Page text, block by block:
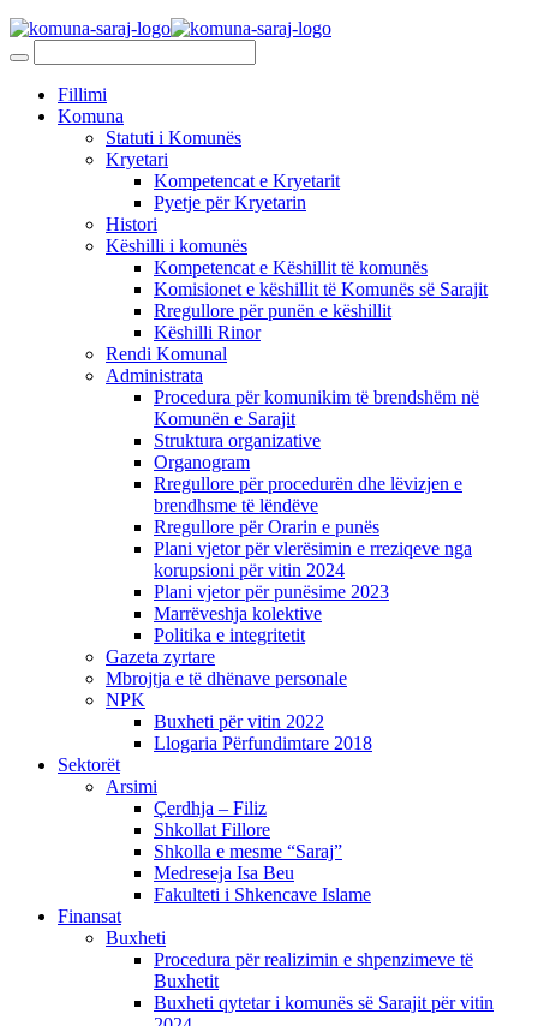
Fillimi
Komuna
Statuti i Komunës
Kryetari
Kompetencat e Kryetarit
Pyetje për Kryetarin
Histori
Këshilli i komunës
Kompetencat e Këshillit të komunës
Komisionet e këshillit të Komunës së Sarajit
Rregullore për punën e këshillit
Këshilli Rinor
Rendi Komunal
Administrata
Procedura për komunikim të brendshëm në
Komunën e Sarajit
Struktura organizative
Organogram
Rregullore për procedurën dhe lëvizjen e
brendhsme të lëndëve
Rregullore për Orarin e punës
Plani vjetor për vlerësimin e rreziqeve nga
korupsioni për vitin 2024
Plani vjetor për punësime 2023
Marrëveshja kolektive
Politika e integritetit
Gazeta zyrtare
Mbrojtja e të dhënave personale
NPK
Buxheti për vitin 2022
Llogaria Përfundimtare 2018
Sektorët
Arsimi
Çerdhja – Filiz
Shkollat Fillore
Shkolla e mesme “Saraj”
Medreseja Isa Beu
Fakulteti i Shkencave Islame
Finansat
Buxheti
Procedura për realizimin e shpenzimeve të
Buxhetit
Buxheti qytetar i komunës së Sarajit për vitin